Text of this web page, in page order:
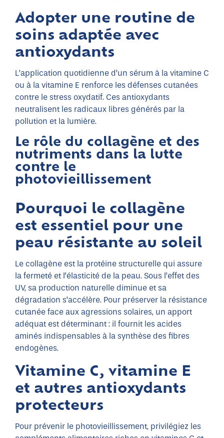
Adopter une routine de
soins adaptée avec
antioxydants
L’application quotidienne d’un sérum à la vitamine C
ou à la vitamine E renforce les défenses cutanées
contre le stress oxydatif. Ces antioxydants
neutralisent les radicaux libres générés par la
pollution et la lumière.
Le rôle du collagène et des
nutriments dans la lutte
contre le
photovieillissement
Pourquoi le collagène
est essentiel pour une
peau résistante au soleil
Le collagène est la protéine structurelle qui assure
la fermeté et l’élasticité de la peau. Sous l’effet des
UV, sa production naturelle diminue et sa
dégradation s’accélère. Pour préserver la résistance
cutanée face aux agressions solaires, un apport
adéquat est déterminant : il fournit les acides
aminés indispensables à la synthèse des fibres
endogènes.
Vitamine C, vitamine E
et autres antioxydants
protecteurs
Pour prévenir le photovieillissement, privilégiez les